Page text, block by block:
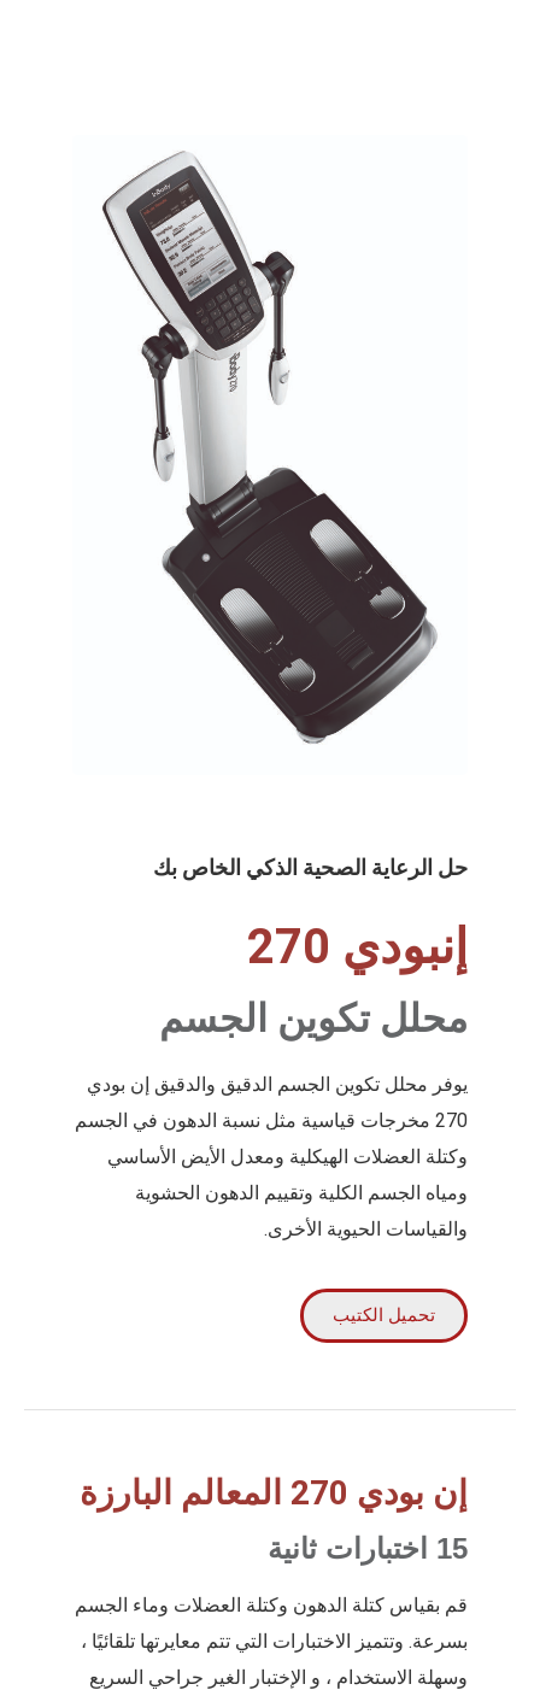
حل الرعاية الصحية الذكي الخاص بك
إنبودي 270
محلل تكوين الجسم
يوفر محلل تكوين الجسم الدقيق والدقيق إن بودي
270 مخرجات قياسية مثل نسبة الدهون في الجسم
وكتلة العضلات الهيكلية ومعدل الأيض الأساسي
ومياه الجسم الكلية وتقييم الدهون الحشوية
والقياسات الحيوية الأخرى.
تحميل الكتيب
إن بودي 270 المعالم البارزة
15 اختبارات ثانية
قم بقياس كتلة الدهون وكتلة العضلات وماء الجسم
بسرعة. وتتميز الاختبارات التي تتم معايرتها تلقائيًا ،
وسهلة الاستخدام ، و الإختبار الغير جراحي السريع